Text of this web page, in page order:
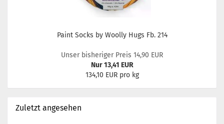
Paint Socks by Woolly Hugs Fb. 214
Unser bisheriger Preis 14,90 EUR
Nur 13,41 EUR
134,10 EUR pro kg
Zuletzt angesehen